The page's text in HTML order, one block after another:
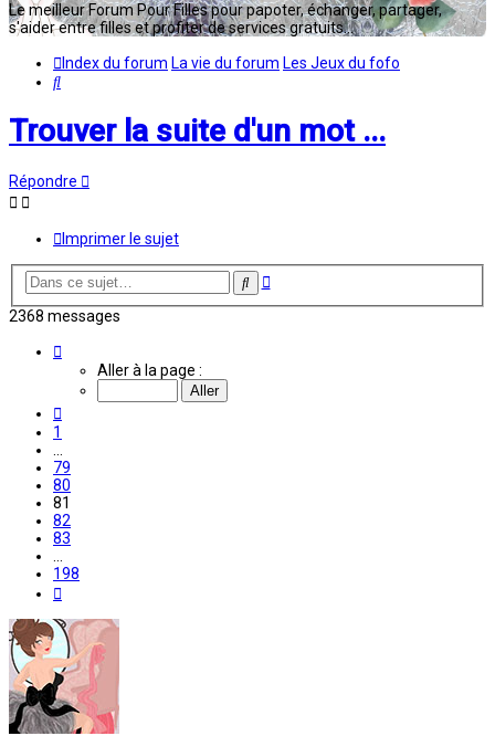
Le meilleur Forum Pour Filles pour papoter, échanger, partager,
s'aider entre filles et profiter de services gratuits...
Index du forum La vie du forum Les Jeux du fofo
Rechercher
Trouver la suite d'un mot ...
Répondre
Imprimer le sujet
Rechercher
Recherche
2368 messages
Aller à la page :
1
79
80
81
82
83
198